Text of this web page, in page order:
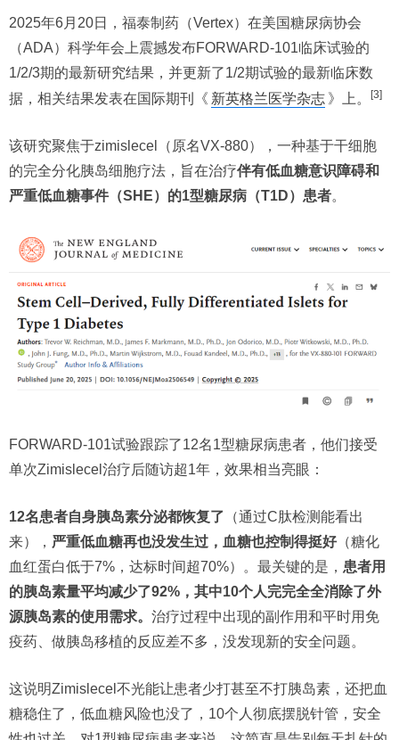
2025年6月20日，福泰制药（Vertex）在美国糖尿病协会
（ADA）科学年会上震撼发布FORWARD-101临床试验的
1/2/3期的最新研究结果，并更新了1/2期试验的最新临床数
据，相关结果发表在国际期刊《 新英格兰医学杂志 》上。 [3]
该研究聚焦于zimislecel（原名VX-880），一种基于干细胞
的完全分化胰岛细胞疗法，旨在治疗伴有低血糖意识障碍和
严重低血糖事件（SHE）的1型糖尿病（T1D）患者。
FORWARD-101试验跟踪了12名1型糖尿病患者，他们接受
单次Zimislecel治疗后随访超1年，效果相当亮眼：
12名患者自身胰岛素分泌都恢复了 （通过C肽检测能看出
来）， 严重低血糖再也没发生过，血糖也控制得挺好（糖化
血红蛋白低于7%，达标时间超70%）。最关键的是， 患者用
的胰岛素量平均减少了92%，其中10个人完完全全消除了外
源胰岛素的使用需求。 治疗过程中出现的副作用和平时用免
疫药、做胰岛移植的反应差不多，没发现新的安全问题。
这说明Zimislecel不光能让患者少打甚至不打胰岛素，还把血
糖稳住了，低血糖风险也没了，10个人彻底摆脱针管，安全